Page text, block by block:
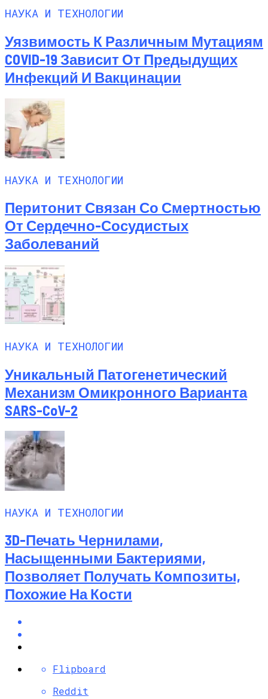
НАУКА И ТЕХНОЛОГИИ
Уязвимость К Различным Мутациям
COVID-19 Зависит От Предыдущих
Инфекций И Вакцинации
НАУКА И ТЕХНОЛОГИИ
Перитонит Связан Со Смертностью
От Сердечно-Сосудистых
Заболеваний
НАУКА И ТЕХНОЛОГИИ
Уникальный Патогенетический
Механизм Омикронного Варианта
SARS-CoV-2
НАУКА И ТЕХНОЛОГИИ
3D-Печать Чернилами,
Насыщенными Бактериями,
Позволяет Получать Композиты,
Похожие На Кости
Flipboard
Reddit